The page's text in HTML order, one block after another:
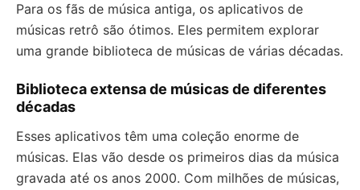
Para os fãs de música antiga, os aplicativos de
músicas retrô são ótimos. Eles permitem explorar
uma grande biblioteca de músicas de várias décadas.
Biblioteca extensa de músicas de diferentes
décadas
Esses aplicativos têm uma coleção enorme de
músicas. Elas vão desde os primeiros dias da música
gravada até os anos 2000. Com milhões de músicas,